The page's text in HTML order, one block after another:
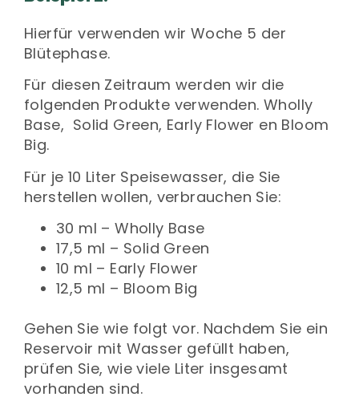
Hierfür verwenden wir Woche 5 der
Blütephase.
Für diesen Zeitraum werden wir die
folgenden Produkte verwenden. Wholly
Base, Solid Green, Early Flower en Bloom
Big.
Für je 10 Liter Speisewasser, die Sie
herstellen wollen, verbrauchen Sie:
30 ml – Wholly Base
17,5 ml – Solid Green
10 ml – Early Flower
12,5 ml – Bloom Big
Gehen Sie wie folgt vor. Nachdem Sie ein
Reservoir mit Wasser gefüllt haben,
prüfen Sie, wie viele Liter insgesamt
vorhanden sind.